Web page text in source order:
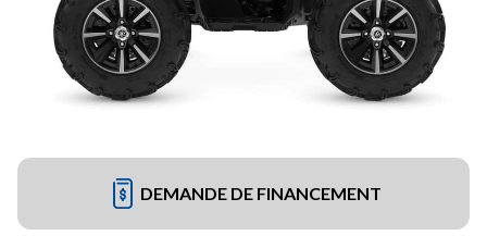
DEMANDE DE FINANCEMENT